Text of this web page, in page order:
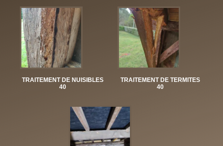
TRAITEMENT DE NUISIBLES
40
TRAITEMENT DE TERMITES
40